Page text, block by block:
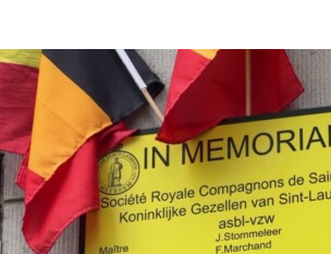
l'article "Au Meyboom,
du Meyboom
sous les vivats à Bruxelles